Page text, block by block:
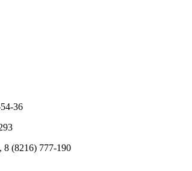
36
8 (8216) 777-190